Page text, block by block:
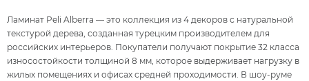
Ламинат Peli Alberra — это коллекция из 4 декоров с натуральной
текстурой дерева, созданная турецким производителем для
российских интерьеров. Покупатели получают покрытие 32 класса
износостойкости толщиной 8 мм, которое выдерживает нагрузку в
жилых помещениях и офисах средней проходимости. В шоу-руме